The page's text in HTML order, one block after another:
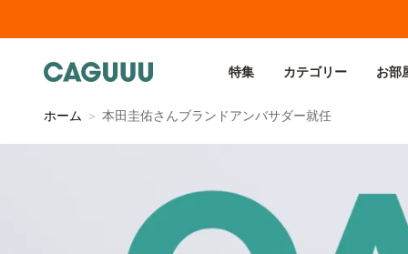
特集 カテゴリー お部
ホーム ＞ 本田圭佑さんブランドアンバサダー就任